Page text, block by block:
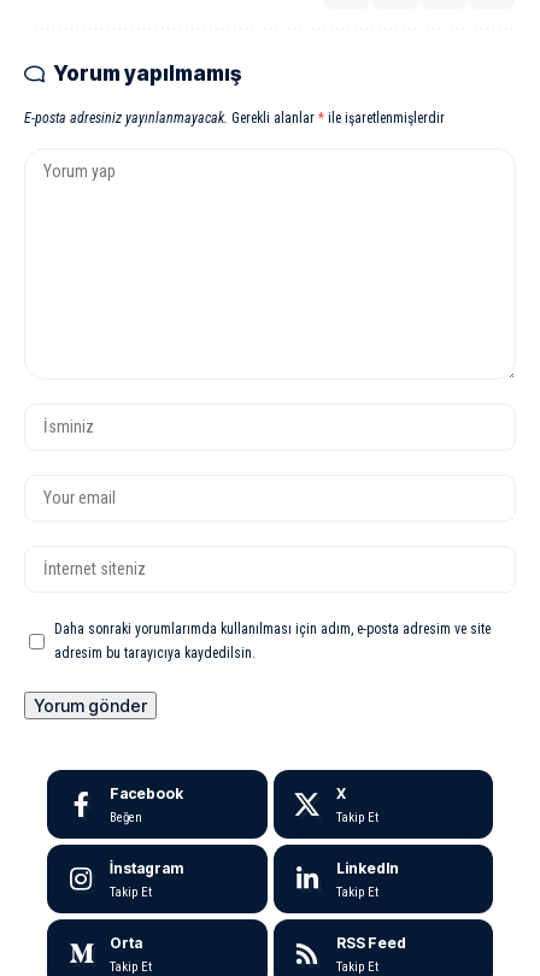
Yorum yapılmamış
E-posta adresiniz yayınlanmayacak. Gerekli alanlar * ile işaretlenmişlerdir
Daha sonraki yorumlarımda kullanılması için adım, e-posta adresim ve site
adresim bu tarayıcıya kaydedilsin.
Facebook
Beğen
X
Takip Et
İnstagram
Takip Et
LinkedIn
Takip Et
Orta
Takip Et
RSS Feed
Takip Et